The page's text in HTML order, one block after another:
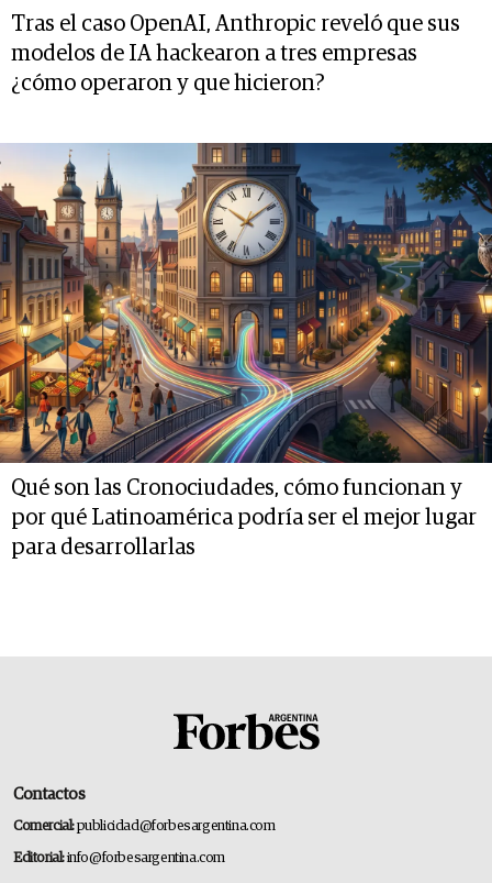
Tras el caso OpenAI, Anthropic reveló que sus
modelos de IA hackearon a tres empresas
¿cómo operaron y que hicieron?
Qué son las Cronociudades, cómo funcionan y
por qué Latinoamérica podría ser el mejor lugar
para desarrollarlas
Contactos
Comercial:publicidad@forbesargentina.com
Editorial:info@forbesargentina.com